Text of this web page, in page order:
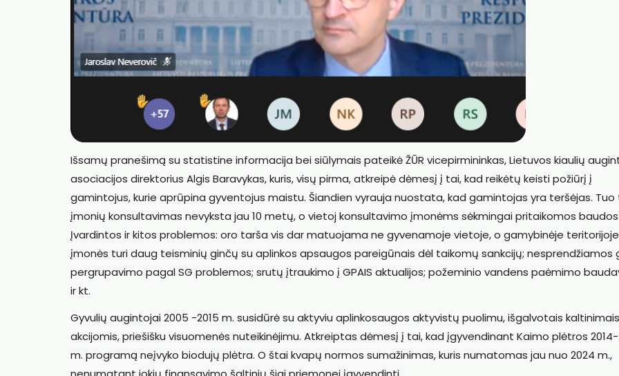
Išsamų pranešimą su statistine informacija bei siūlymais pateikė ŽŪR vicepirmininkas, Lietuvos kiaulių
asociacijos direktorius Algis Baravykas, kuris, visų pirma, atkreipė dėmesį į tai, kad reikėtų keisti požiūrį į
gamintojus, kurie aprūpina gyventojus maistu. Šiandien vyrauja nuostata, kad gamintojas yra teršėjas.
įmonių konsultavimas nevyksta jau 10 metų, o vietoj konsultavimo įmonėms sėkmingai pritaikomos
Įvardintos ir kitos problemos: oro tarša vis dar matuojama ne gyvenamoje vietoje, o gamybinėje
įmonės turi daug teisminių ginčų su aplinkos apsaugos pareigūnais dėl taikomų sankcijų; nesprendžiamos
pergrupavimo pagal SG problemos; srutų įtraukimo į GPAIS aktualijos; požeminio vandens paėmimo
ir kt.
Gyvulių augintojai 2005 -2015 m. susidūrė su aktyviu aplinkosaugos aktyvistų puolimu, išgalvotais
akcijomis, priešišku visuomenės nuteikinėjimu. Atkreiptas dėmesį į tai, kad įgyvendinant Kaimo plėtros
m. programą neįvyko biodujų plėtra. O štai kvapų normos sumažinimas, kuris numatomas jau nuo 2024 m.,